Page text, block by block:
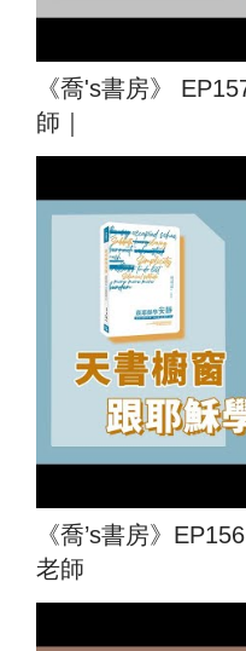
《喬's書房》
師｜
《喬’s書房》
老師